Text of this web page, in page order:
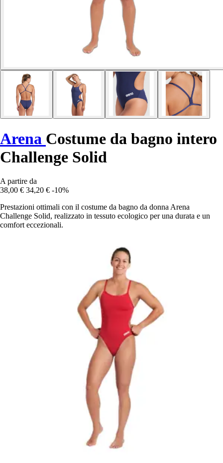
Arena Costume da bagno intero
Challenge Solid
A partire da
38,00 € 34,20 € -10%
Prestazioni ottimali con il costume da bagno da donna Arena
Challenge Solid, realizzato in tessuto ecologico per una durata e un
comfort eccezionali.